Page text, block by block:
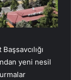
yeni nesil